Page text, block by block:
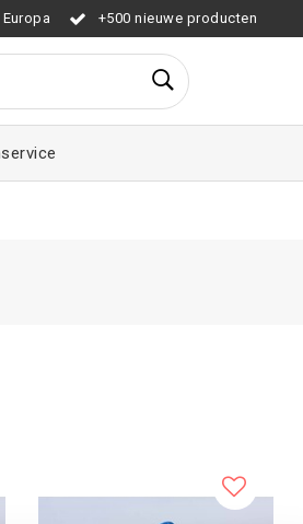
+500 nieuwe producten